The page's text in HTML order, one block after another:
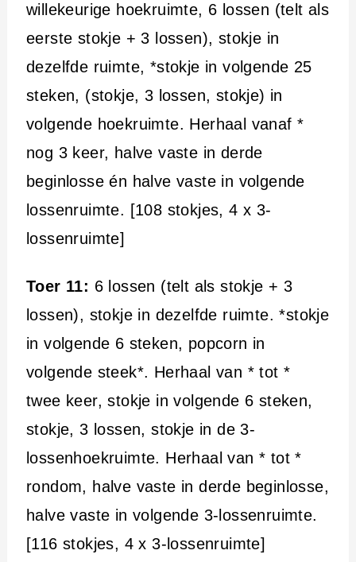
willekeurige hoekruimte, 6 lossen (telt als
eerste stokje + 3 lossen), stokje in
dezelfde ruimte, *stokje in volgende 25
steken, (stokje, 3 lossen, stokje) in
volgende hoekruimte. Herhaal vanaf *
nog 3 keer, halve vaste in derde
beginlosse én halve vaste in volgende
lossenruimte. [108 stokjes, 4 x 3-
lossenruimte]
Toer 11: 6 lossen (telt als stokje + 3
lossen), stokje in dezelfde ruimte. *stokje
in volgende 6 steken, popcorn in
volgende steek*. Herhaal van * tot *
twee keer, stokje in volgende 6 steken,
stokje, 3 lossen, stokje in de 3-
lossenhoekruimte. Herhaal van * tot *
rondom, halve vaste in derde beginlosse,
halve vaste in volgende 3-lossenruimte.
[116 stokjes, 4 x 3-lossenruimte]